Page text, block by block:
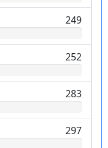
249
252
283
297